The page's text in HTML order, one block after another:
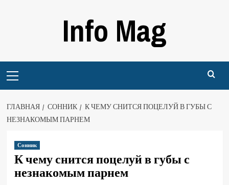
Info Mag
Menu
ГЛАВНАЯ СОННИК
К ЧЕМУ СНИТСЯ ПОЦЕЛУЙ В ГУБЫ С
НЕЗНАКОМЫМ ПАРНЕМ
Сонник
К чему снится поцелуй в губы с
незнакомым парнем